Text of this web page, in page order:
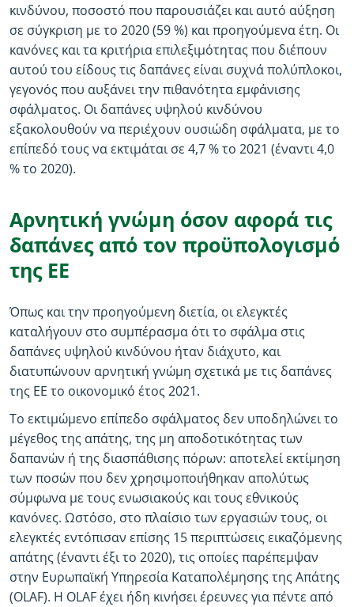
κινδύνου, ποσοστό που παρουσιάζει και αυτό αύξηση
σε σύγκριση με το 2020 (59 %) και προηγούμενα έτη. Οι
κανόνες και τα κριτήρια επιλεξιμότητας που διέπουν
αυτού του είδους τις δαπάνες είναι συχνά πολύπλοκοι,
γεγονός που αυξάνει την πιθανότητα εμφάνισης
σφάλματος. Οι δαπάνες υψηλού κινδύνου
εξακολουθούν να περιέχουν ουσιώδη σφάλματα, με το
επίπεδό τους να εκτιμάται σε 4,7 % το 2021 (έναντι 4,0
% το 2020).
Αρνητική γνώμη όσον αφορά τις
δαπάνες από τον προϋπολογισμό
της ΕΕ
Όπως και την προηγούμενη διετία, οι ελεγκτές
καταλήγουν στο συμπέρασμα ότι το σφάλμα στις
δαπάνες υψηλού κινδύνου ήταν διάχυτο, και
διατυπώνουν αρνητική γνώμη σχετικά με τις δαπάνες
της ΕΕ το οικονομικό έτος 2021.
Το εκτιμώμενο επίπεδο σφάλματος δεν υποδηλώνει το
μέγεθος της απάτης, της μη αποδοτικότητας των
δαπανών ή της διασπάθισης πόρων: αποτελεί εκτίμηση
των ποσών που δεν χρησιμοποιήθηκαν απολύτως
σύμφωνα με τους ενωσιακούς και τους εθνικούς
κανόνες. Ωστόσο, στο πλαίσιο των εργασιών τους, οι
ελεγκτές εντόπισαν επίσης 15 περιπτώσεις εικαζόμενης
απάτης (έναντι έξι το 2020), τις οποίες παρέπεμψαν
στην Ευρωπαϊκή Υπηρεσία Καταπολέμησης της Απάτης
(OLAF). Η OLAF έχει ήδη κινήσει έρευνες για πέντε από